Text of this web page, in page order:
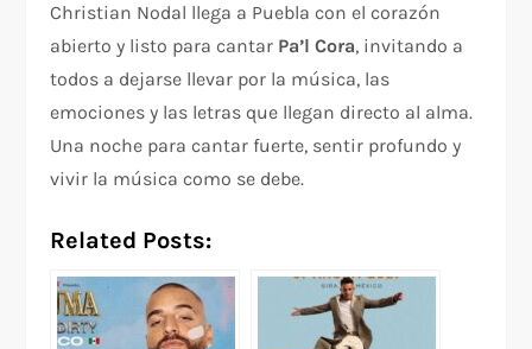
Christian Nodal llega a Puebla con el corazón
abierto y listo para cantar Pa’l Cora, invitando a
todos a dejarse llevar por la música, las
emociones y las letras que llegan directo al alma.
Una noche para cantar fuerte, sentir profundo y
vivir la música como se debe.
Related Posts: